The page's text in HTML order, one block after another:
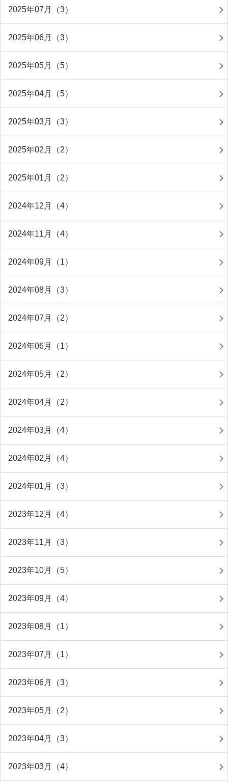
2025年07月（3）
2025年06月（3）
2025年05月（5）
2025年04月（5）
2025年03月（3）
2025年02月（2）
2025年01月（2）
2024年12月（4）
2024年11月（4）
2024年09月（1）
2024年08月（3）
2024年07月（2）
2024年06月（1）
2024年05月（2）
2024年04月（2）
2024年03月（4）
2024年02月（4）
2024年01月（3）
2023年12月（4）
2023年11月（3）
2023年10月（5）
2023年09月（4）
2023年08月（1）
2023年07月（1）
2023年06月（3）
2023年05月（2）
2023年04月（3）
2023年03月（4）